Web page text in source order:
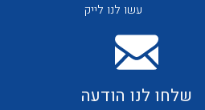
לכל מוצרי היצרן
עשו לנו לייק
שלחו לנו הודעה